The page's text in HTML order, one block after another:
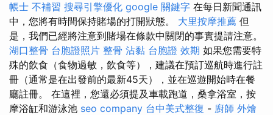
帳士 不補習 搜尋引擎優化 google 關鍵字 在每日新聞通訊
中，您將有時間保持賭場的打開狀態。 大里按摩推薦 但
是，我們已經將注意到賭場在條款中關閉的事實提請注意。
湖口整骨 台胞證照片 整骨 沾黏 台胞證 效期 如果您需要特
殊的飲食（食物過敏，飲食等），建議在預訂巡航時進行註
冊（通常是在出發前的最新45天），並在巡遊開始時在餐
廳註冊。 在這裡，您還必須提及車載跑道，桑拿浴室，按
摩浴缸和游泳池 seo company 台中美式整復 - 廚師 外燴